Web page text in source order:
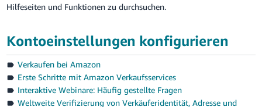
English
中
文
-
TW
Hilfeseiten und Funktionen zu durchsuchen.
Kontoeinstellungen konfigurieren
Verkaufen bei Amazon
Erste Schritte mit Amazon Verkaufsservices
Interaktive Webinare: Häufig gestellte Fragen
Weltweite Verifizierung von Verkäuferidentität, Adresse und